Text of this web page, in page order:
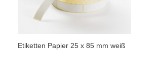
Etiketten Papier 25 x 85 mm weiß